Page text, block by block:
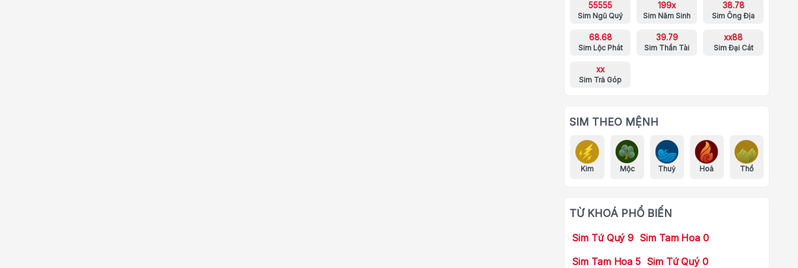
55555
Sim Ngũ Quý
199x
Sim Năm Sinh
38.78
Sim Ông Địa
68.68
Sim Lộc Phát
39.79
Sim Thần Tài
xx88
Sim Đại Cát
xx
Sim Trả Góp
SIM THEO MỆNH
Kim Mộc Thuỷ Hoả Thổ
TỪ KHOÁ PHỔ BIẾN
Sim Tứ Quý 9 Sim Tam Hoa 0
Sim Tam Hoa 5 Sim Tứ Quý 0